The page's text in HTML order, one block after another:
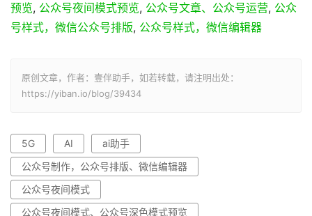
预览, 公众号夜间模式预览, 公众号文章、公众号运营, 公众
号样式，微信公众号排版, 公众号样式，微信编辑器
原创文章，作者：壹伴助手，如若转载，请注明出处：
https://yiban.io/blog/39434
5G AI
ai助手
公众号制作，公众号排版、微信编辑器
公众号夜间模式
公众号夜间模式、公众号深色模式预览